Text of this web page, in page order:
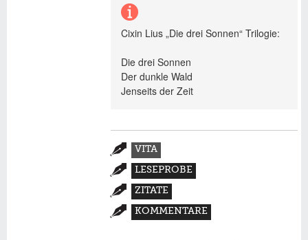
Cixin Lius „Die drei Sonnen“ Trilogie:
Die drei Sonnen
Der dunkle Wald
Jenseits der Zeit
Zusatzmaterial
VITA
(AKTIVER
REITER)
LESEPROBE
ZITATE
KOMMENTARE